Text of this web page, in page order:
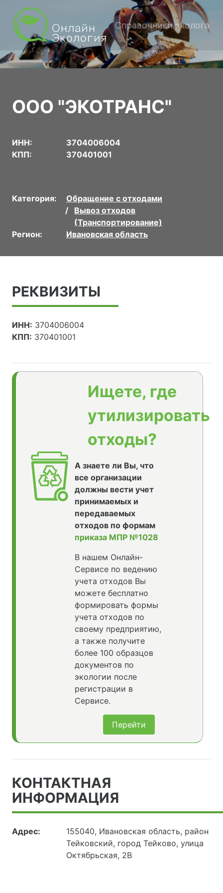
Справочники эколога
ООО "ЭКОТРАНС"
ИНН:
3704006004
КПП:
370401001
Категория:
Обращение с отходами
Вывоз отходов
(Транспортирование)
Регион:
Ивановская область
РЕКВИЗИТЫ
ИНН: 3704006004
КПП: 370401001
Ищете, где
утилизировать
отходы?
А знаете ли Вы, что
все организации
должны вести учет
принимаемых и
передаваемых
отходов по формам
приказа МПР №1028
В нашем Онлайн-
Сервисе по ведению
учета отходов Вы
можете бесплатно
формировать формы
учета отходов по
своему предприятию,
а также получите
более 100 образцов
документов по
экологии после
регистрации в
Сервисе.
Перейти
КОНТАКТНАЯ
ИНФОРМАЦИЯ
Адрес:
155040, Ивановская область, район
Тейковский, город Тейково, улица
Октябрьская, 2В